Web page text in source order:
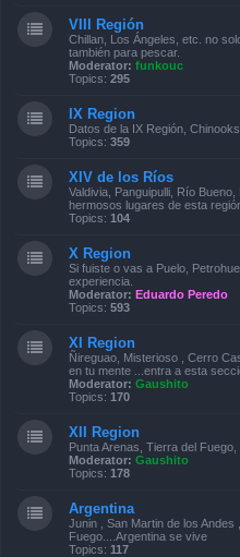
VIII Región
Chillan, Los Ángeles, etc. no
también para pescar.
Moderator: funkouc
Topics: 295
IX Region
Datos de la IX Región,
Topics: 359
XIV de los Ríos
Valdivia, Panguipulli, Río
hermosos lugares de esta
Topics: 104
X Region
Si fuiste o vas a Puelo,
experiencia.
Moderator: Eduardo Peredo
Topics: 593
XI Region
Ñireguao, Misterioso , Cerro
en tu mente ...entra a esta
Moderator: Gaushito
Topics: 170
XII Region
Punta Arenas, Tierra del
Moderator: Gaushito
Topics: 178
Argentina
Junin , San Martin de los
Fuego....Argentina se vive
Topics: 117